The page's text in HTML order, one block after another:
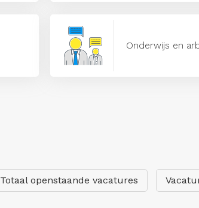
Onderwijs en
Totaal openstaande vacatures